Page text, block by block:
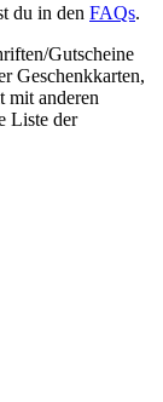
du in den FAQs.
Gutscheine
Geschenkkarten,
mit anderen
Liste der